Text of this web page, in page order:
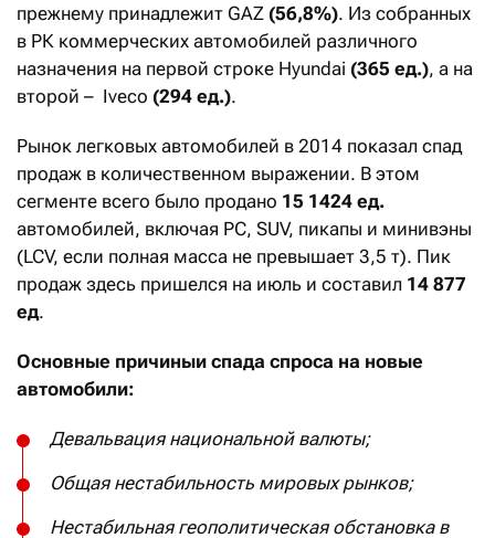
прежнему принадлежит GAZ (56,8%). Из собранных
в РК коммерческих автомобилей различного
назначения на первой строке Hyundai (365 ед.), а на
второй – Iveco (294 ед.).
Рынок легковых автомобилей в 2014 показал спад
продаж в количественном выражении. В этом
сегменте всего было продано 15 1424 ед.
автомобилей, включая PC, SUV, пикапы и минивэны
(LCV, если полная масса не превышает 3,5 т). Пик
продаж здесь пришелся на июль и составил 14 877
ед.
Основные причиныи спада спроса на новые
автомобили:
Девальвация национальной валюты;
Общая нестабильность мировых рынков;
Нестабильная геополитическая обстановка в